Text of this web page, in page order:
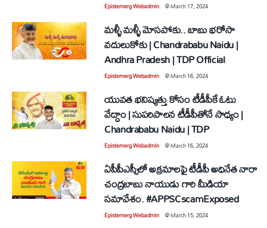
Epistemerg Webadmin @March 17, 2024
మళ్ళీ మళ్ళీ మోసపోకు.. బాబు భరోసా
వదులుకోకు | Chandrababu Naidu |
Andhra Pradesh | TDP Official
Epistemerg Webadmin @March 16, 2024
యువత భవిష్యత్తు కోసం టీడీపీకే ఓటు
వేద్దాం | సుపరిపాలన టీడీపీతోనే సాధ్యం |
Chandrababu Naidu | TDP
Epistemerg Webadmin @March 16, 2024
ఏపీపీఎస్సీలో అక్రమాలఫై టీడీపీ అధినేత నారా
చంద్రబాబు నాయుడు గారి మీడియా
సమావేశం. #APPSCscamExposed
Epistemerg Webadmin @March 15, 2024